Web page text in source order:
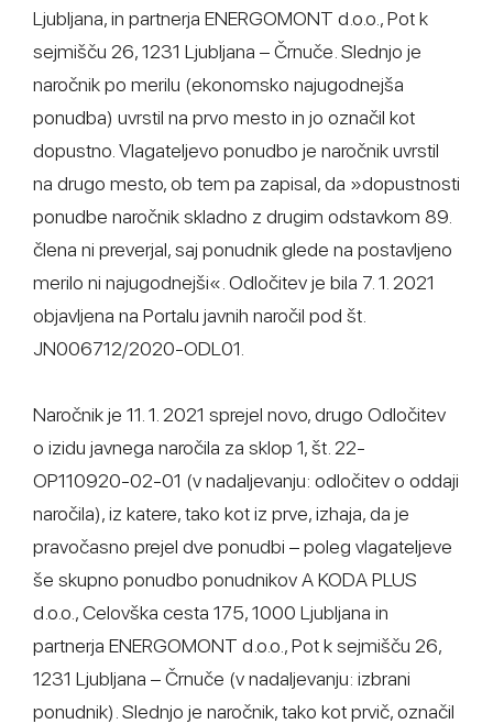
Ljubljana, in partnerja ENERGOMONT d.o.o., Pot k
sejmišču 26, 1231 Ljubljana – Črnuče. Slednjo je
naročnik po merilu (ekonomsko najugodnejša
ponudba) uvrstil na prvo mesto in jo označil kot
dopustno. Vlagateljevo ponudbo je naročnik uvrstil
na drugo mesto, ob tem pa zapisal, da »dopustnosti
ponudbe naročnik skladno z drugim odstavkom 89.
člena ni preverjal, saj ponudnik glede na postavljeno
merilo ni najugodnejši«. Odločitev je bila 7. 1. 2021
objavljena na Portalu javnih naročil pod št.
JN006712/2020-ODL01.
Naročnik je 11. 1. 2021 sprejel novo, drugo Odločitev
o izidu javnega naročila za sklop 1, št. 22-
OP110920-02-01 (v nadaljevanju: odločitev o oddaji
naročila), iz katere, tako kot iz prve, izhaja, da je
pravočasno prejel dve ponudbi – poleg vlagateljeve
še skupno ponudbo ponudnikov A KODA PLUS
d.o.o., Celovška cesta 175, 1000 Ljubljana in
partnerja ENERGOMONT d.o.o., Pot k sejmišču 26,
1231 Ljubljana – Črnuče (v nadaljevanju: izbrani
ponudnik). Slednjo je naročnik, tako kot prvič, označil